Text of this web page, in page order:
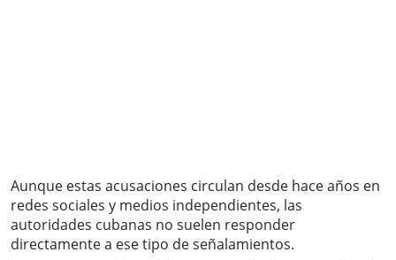
Aunque estas acusaciones circulan desde hace años en
redes sociales y medios independientes, las
autoridades cubanas no suelen responder
directamente a ese tipo de señalamientos.